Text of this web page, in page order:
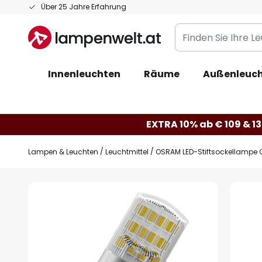
Über 25 Jahre Erfahrung
Zum
springen
Finden
Sie
Leuchte...
Innenleuchten Räume
EXTRA 10% ab € 109 &
Lampen & Leuchten Leuchtmittel OSRAM LED-Stiftsockellampe